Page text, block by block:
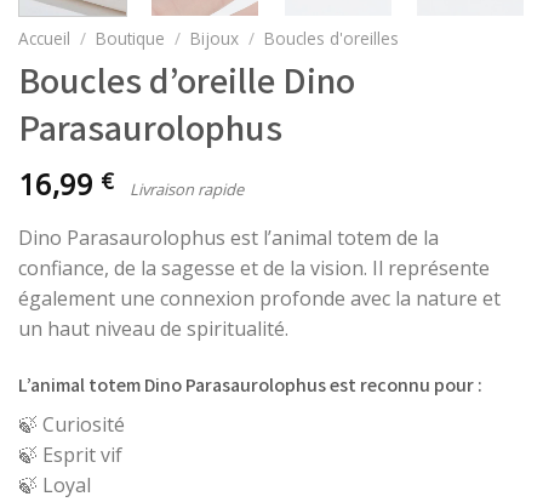
Accueil / Boutique / Bijoux / Boucles d'oreilles
Boucles d’oreille Dino
Parasaurolophus
16,99 €
Dino Parasaurolophus est l’animal totem de la
confiance, de la sagesse et de la vision. Il représente
également une connexion profonde avec la nature et
un haut niveau de spiritualité.
L’animal totem Dino Parasaurolophus est reconnu pour :
🍃 Curiosité
🍃 Esprit vif
🍃 Loyal